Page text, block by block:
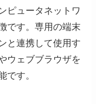
ピュータネットワ
です。専用の端末
と連携して使用す
ウェブブラウザを
です。